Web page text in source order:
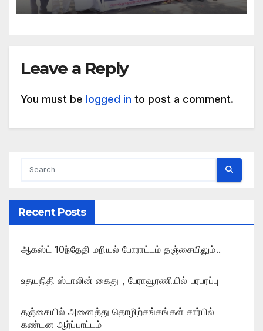
Leave a Reply
You must be logged in to post a comment.
Recent Posts
ஆகஸ்ட் 10ந்தேதி மறியல் போராட்டம் தஞ்சையிலும்..
உதயநிதி ஸ்டாலின் கைது , பேராவூரணியில் பரபரப்பு
தஞ்சையில் அனைத்து தொழிற்சங்கங்கள் சார்பில்
கண்டன ஆர்ப்பாட்டம்